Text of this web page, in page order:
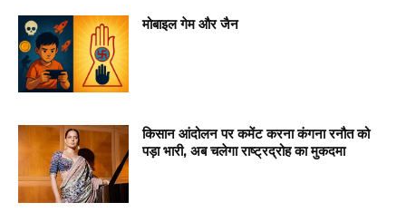
मोबाइल गेम और जैन
किसान आंदोलन पर कमेंट करना कंगना रनौत को
पड़ा भारी, अब चलेगा राष्ट्रद्रोह का मुकदमा